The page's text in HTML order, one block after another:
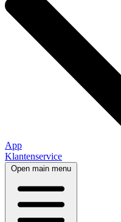
App
Klantenservice
Open main menu